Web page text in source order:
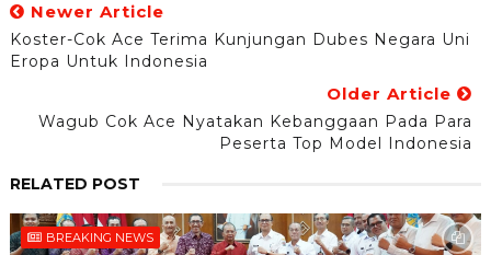
Newer Article
Koster-Cok Ace Terima Kunjungan Dubes Negara Uni
Eropa Untuk Indonesia
Older Article
Wagub Cok Ace Nyatakan Kebanggaan Pada Para
Peserta Top Model Indonesia
RELATED POST
BREAKING NEWS